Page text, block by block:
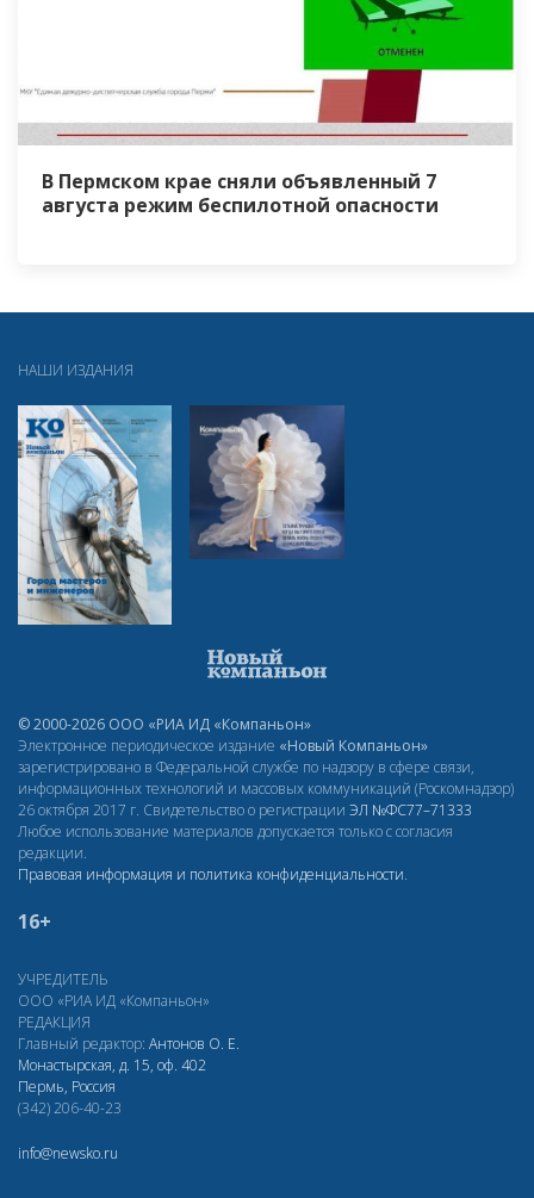
В Пермском крае сняли объявленный 7
августа режим беспилотной опасности
НАШИ ИЗДАНИЯ
© 2000-2026 ООО «РИА ИД «Компаньон»
Электронное периодическое издание «Новый Компаньон»
зарегистрировано в Федеральной службе по надзору в сфере связи,
информационных технологий и массовых коммуникаций (Роскомнадзор)
26 октября 2017 г. Свидетельство о регистрации ЭЛ №ФС77–71333
Любое использование материалов допускается только с согласия
редакции.
Правовая информация и политика конфиденциальности.
16+
УЧРЕДИТЕЛЬ
ООО «РИА ИД «Компаньон»
РЕДАКЦИЯ
Главный редактор: Антонов О. Е.
Монастырская, д. 15, оф. 402
Пермь, Россия
(342) 206-40-23
info@newsko.ru